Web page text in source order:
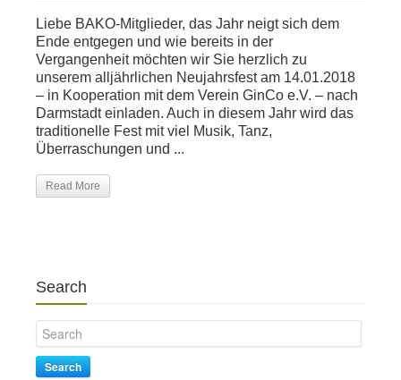
Liebe BAKO-Mitglieder, das Jahr neigt sich dem
Ende entgegen und wie bereits in der
Vergangenheit möchten wir Sie herzlich zu
unserem alljährlichen Neujahrsfest am 14.01.2018
– in Kooperation mit dem Verein GinCo e.V. – nach
Darmstadt einladen. Auch in diesem Jahr wird das
traditionelle Fest mit viel Musik, Tanz,
Überraschungen und ...
Read More
Search
Search